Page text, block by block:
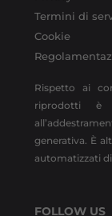
Termini di
Cookie
Rispetto ai
riprodotti è
generativa. È
automatizzati
FOLLOW US